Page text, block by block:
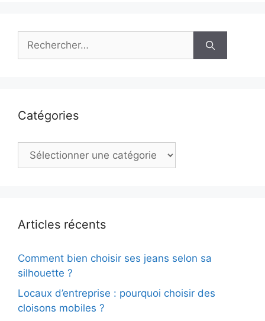
Rechercher :
Catégories
Catégories
Articles récents
Comment bien choisir ses jeans selon sa
silhouette ?
Locaux d’entreprise : pourquoi choisir des
cloisons mobiles ?